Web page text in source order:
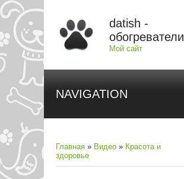
datish -
обогреватели
Мой сайт
NAVIGATION
Главная » Видео » Красота и
здоровье